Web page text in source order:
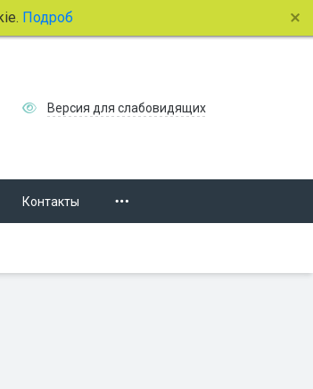
Версия для слабовидящих
Контакты